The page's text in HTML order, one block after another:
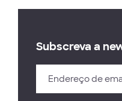
Subscreva a